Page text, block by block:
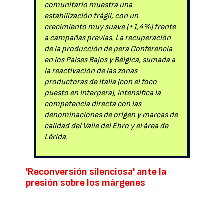
comunitario muestra una
estabilización frágil, con un
crecimiento muy suave (+1,4%) frente
a campañas previas. La recuperación
de la producción de pera Conferencia
en los Países Bajos y Bélgica, sumada a
la reactivación de las zonas
productoras de Italia (con el foco
puesto en Interpera), intensifica la
competencia directa con las
denominaciones de origen y marcas de
calidad del Valle del Ebro y el área de
Lérida.
'Reconversión silenciosa' ante la
presión sobre los márgenes